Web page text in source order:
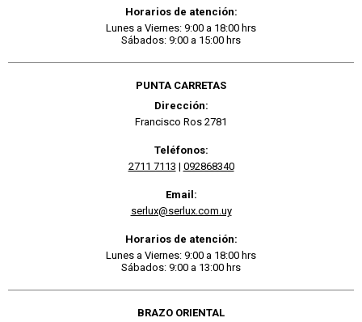
Horarios de atención:
Lunes a Viernes: 9:00 a 18:00 hrs
Sábados: 9:00 a 15:00 hrs
PUNTA CARRETAS
Dirección:
Francisco Ros 2781
Teléfonos:
2711 7113 | 092868340
Email:
serlux@serlux.com.uy
Horarios de atención:
Lunes a Viernes: 9:00 a 18:00 hrs
Sábados: 9:00 a 13:00 hrs
BRAZO ORIENTAL